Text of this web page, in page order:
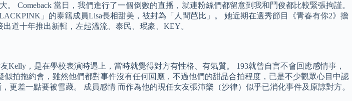
Comeback 當日，我們進行了一個倒數的直播，就連粉絲們都留意到我和鬥俊都比較緊張拘謹。
」的泰籍成員Lisa長相甜美，被封為「人間芭比」。 她近期在選秀節目《青春有你2》擔
道十年推出新輯，左起溫流、泰民、珉豪、KEY。
，是在學校表演時遇上，當時就覺得對方有性格、有氣質。 193就曾自言不會回應感情事，
拍拖約會，雖然他們都對事件沒有任何回應，不過他們的甜品合拍程度，已是不少觀眾心目中認
差一點要被雪藏。 成員感情 而作為他的現任女友張沛樂（沙律）似乎已消化事件及原諒對方。